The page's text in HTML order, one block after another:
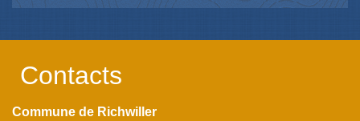
Contacts
Commune de Richwiller